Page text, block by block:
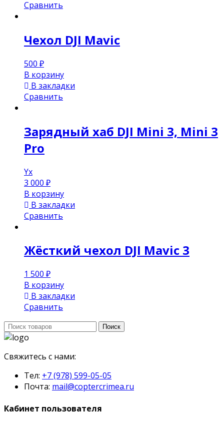
Сравнить
Чехол DJI Mavic
500 ₽
В корзину
В закладки
Сравнить
Зарядный хаб DJI Mini 3, Mini 3
Pro
Yx
3 000 ₽
В корзину
В закладки
Сравнить
Жёсткий чехол DJI Mavic 3
1 500 ₽
В корзину
В закладки
Сравнить
Поиск:
Поиск
Свяжитесь с нами:
Тел: +7 (978) 599-05-05
Почта: mail@coptercrimea.ru
Кабинет пользователя